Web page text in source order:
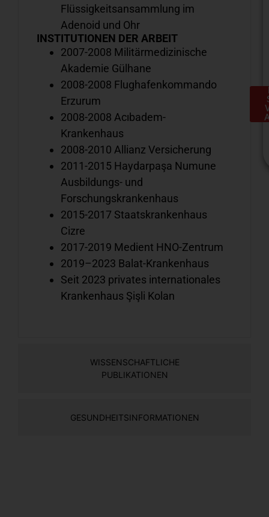
WISSENSCHAFTLICHE
PUBLIKATIONEN
GESUNDHEITSINFORMATIONEN
Flüssigkeitsansammlung im
Adenoid und Ohr
INSTITUTIONEN DER ARBEIT
2007-2008 Militärmedizinische
Akademie Gülhane
2008-2008 Flughafenkommando
Erzurum
2008-2008 Acıbadem-
Krankenhaus
2008-2010 Allianz Versicherung
2011-2015 Haydarpaşa Numune
Ausbildungs- und
Forschungskrankenhaus
2015-2017 Staatskrankenhaus
Cizre
2017-2019 Medient HNO-Zentrum
2019–2023 Balat-Krankenhaus
Seit 2023 privates internationales
Krankenhaus Şişli Kolan